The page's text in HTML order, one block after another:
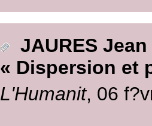
JAURES Jean
« Dispersion et
L'Humanit, 06